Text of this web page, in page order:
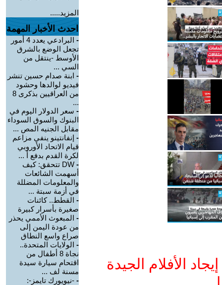
الأفلام الجيدة
المزيد.....
احدث الأخبار المهمة
-
البرادعي يعدد 4 أمور
تجعل الوضع بالشرق
الأوسط -ينتقل من
السي ...
- ابنة صدام حسين تنشر
فيديو لوالدها وحشود
من العراقيين بذكرى 8
...
- سعر الدولار اليوم في
البنوك والسوق السوداء
مقابل الجنيه المص ...
- إنفانتينو ينفي مزاعم
قيام الاتحاد الأوروبي
لكرة القدم بدفع أ ...
-
DW تتحقق: كيف
أسهمت الشائعات
والمعلومات المضللة
في أزمة سبتة ...
- القطط.. كائنات
صغيرة بأسرار كبيرة
- المبعوث الأممي يحذر
من عودة اليمن إلى
صراع واسع النطاق
- الولايات المتحدة..
نجاة 8 أطفال من
اقتحام سيارة سيدة
مسنة لف ...
- -نيويورك تايمز-: